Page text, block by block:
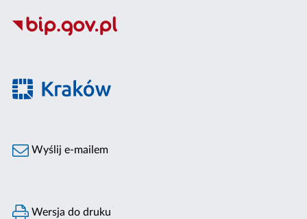
Wyślij e-mailem
Wersja do druku